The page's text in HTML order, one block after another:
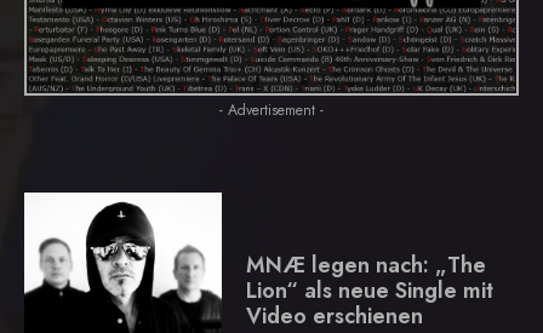
- Advertisement -
MNÆ legen nach: „The
Lion“ als neue Single mit
Video erschienen